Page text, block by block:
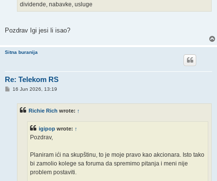
dividende, nabavke, usluge
Pozdrav Igi jesi li isao?
Sitna buranija
Re: Telekom RS
P16 Jun 2026, 13:19
Richie Rich wrote: ↑
igipop wrote: ↑
Pozdrav,
Planiram ići na skupštinu, to je moje pravo kao akcionara. Isto tako
bi zamolio kolege sa foruma da spremimo pitanja i meni nije
problem postaviti.